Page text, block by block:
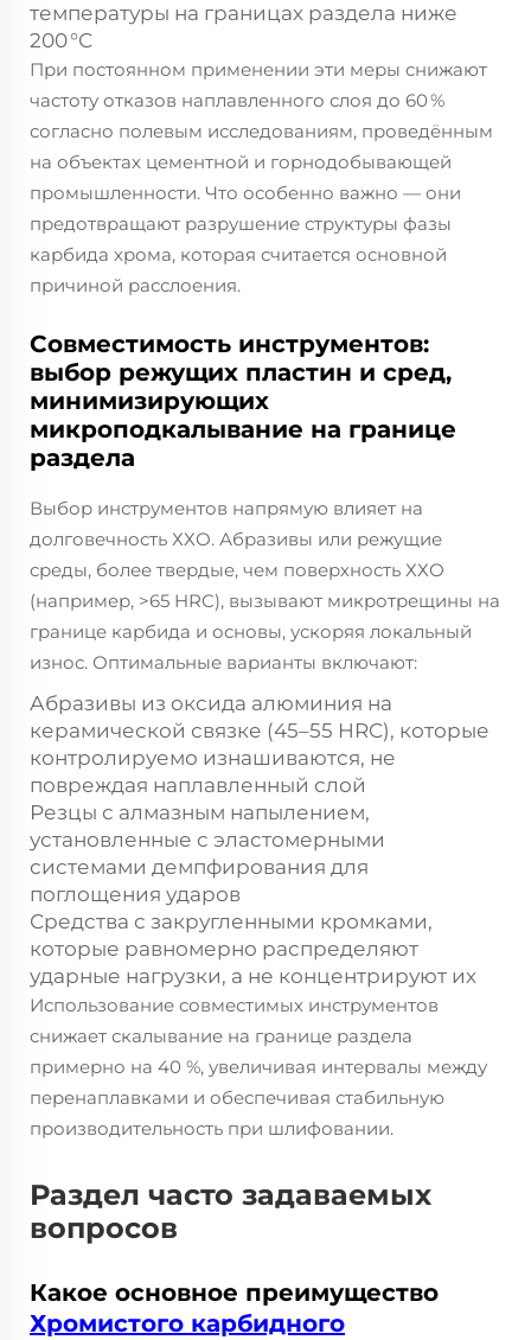
температуры на границах раздела ниже
200 °С
При постоянном применении эти меры снижают
частоту отказов наплавленного слоя до 60 %
согласно полевым исследованиям, проведённым
на объектах цементной и горнодобывающей
промышленности. Что особенно важно — они
предотвращают разрушение структуры фазы
карбида хрома, которая считается основной
причиной расслоения.
Совместимость инструментов:
выбор режущих пластин и сред,
минимизирующих
микроподкалывание на границе
раздела
Выбор инструментов напрямую влияет на
долговечность ХХО. Абразивы или режущие
среды, более твердые, чем поверхность ХХО
(например, >65 HRC), вызывают микротрещины на
границе карбида и основы, ускоряя локальный
износ. Оптимальные варианты включают:
Абразивы из оксида алюминия на
керамической связке (45–55 HRC), которые
контролируемо изнашиваются, не
повреждая наплавленный слой
Резцы с алмазным напылением,
установленные с эластомерными
системами демпфирования для
поглощения ударов
Средства с закругленными кромками,
которые равномерно распределяют
ударные нагрузки, а не концентрируют их
Использование совместимых инструментов
снижает скалывание на границе раздела
примерно на 40 %, увеличивая интервалы между
перенаплавками и обеспечивая стабильную
производительность при шлифовании.
Раздел часто задаваемых
вопросов
Какое основное преимущество
Хромистого карбидного